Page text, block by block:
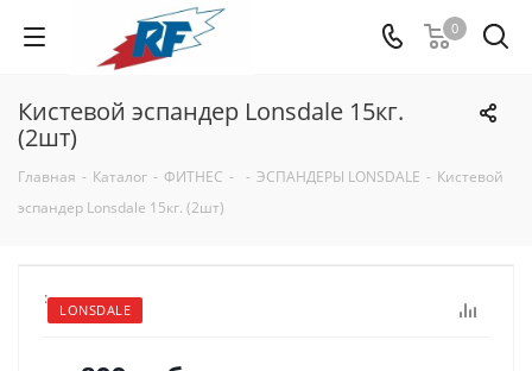
0
Кистевой эспандер Lonsdale 15кг.
(2шт)
Главная - Каталог - ФИТНЕС - - ЭСПАНДЕРЫ LONSDALE - Кистевой
эспандер Lonsdale 15кг. (2шт)
LONSDALE
: